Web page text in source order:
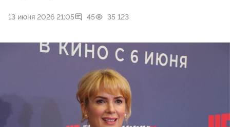
13 июня 2026 21:05 45 35 123